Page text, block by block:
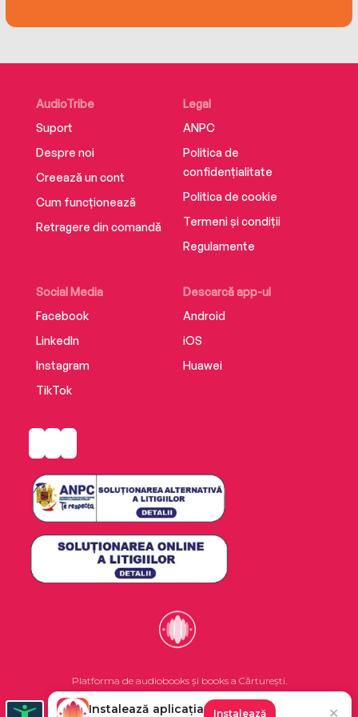
AudioTribe
Suport
Despre noi
Creează un cont
Cum funcționează
Retragere din comandă
Social Media
Facebook
LinkedIn
Instagram
TikTok
Descarcă app-ul
Android
iOS
Huawei
Legal
ANPC
Politica de
confidențialitate
Politica de cookie
Termeni și condiții
Regulamente
Platforma de audiobooks și books a Cărturești.
Instalează aplicația Instalează ✕